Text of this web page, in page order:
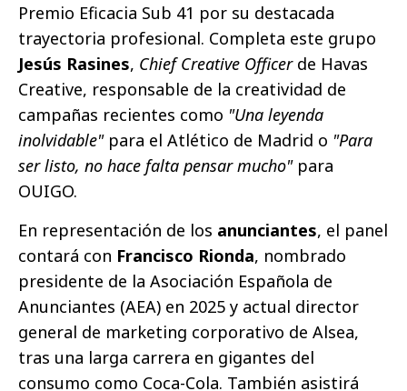
Premio Eficacia Sub 41 por su destacada
trayectoria profesional. Completa este grupo
Jesús Rasines, Chief Creative Officerde Havas
Creative, responsable de la creatividad de
campañas recientes como "Una leyenda
inolvidable"para el Atlético de Madrid o "Para
ser listo, no hace falta pensar mucho"para
OUIGO.
En representación de los anunciantes, el panel
contará con Francisco Rionda, nombrado
presidente de la Asociación Española de
Anunciantes (AEA) en 2025 y actual director
general de marketing corporativo de Alsea,
tras una larga carrera en gigantes del
consumo como Coca-Cola. También asistirá